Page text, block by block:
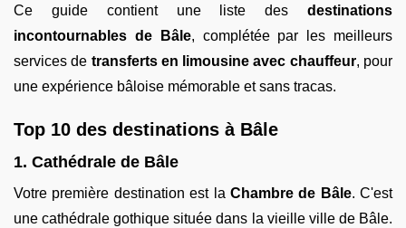
Ce guide contient une liste des destinations
incontournables de Bâle, complétée par les meilleurs
services de transferts en limousine avec chauffeur, pour
une expérience bâloise mémorable et sans tracas.
Top 10 des destinations à Bâle
1. Cathédrale de Bâle
Votre première destination est la Chambre de Bâle. C'est
une cathédrale gothique située dans la vieille ville de Bâle.